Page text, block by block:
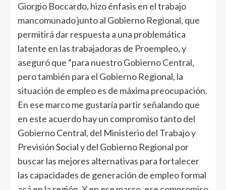
Giorgio Boccardo, hizo énfasis en el trabajo
mancomunado junto al Gobierno Regional, que
permitirá dar respuesta a una problemática
latente en las trabajadoras de Proempleo, y
aseguró que “para nuestro Gobierno Central,
pero también para el Gobierno Regional, la
situación de empleo es de máxima preocupación.
En ese marco me gustaría partir señalando que
en este acuerdo hay un compromiso tanto del
Gobierno Central, del Ministerio del Trabajo y
Previsión Social y del Gobierno Regional por
buscar las mejores alternativas para fortalecer
las capacidades de generación de empleo formal